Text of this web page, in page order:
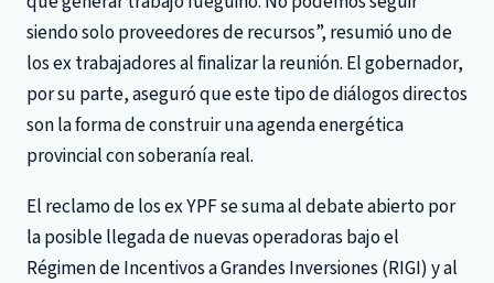
siendo solo proveedores de recursos”, resumió uno de
los ex trabajadores al finalizar la reunión. El gobernador,
por su parte, aseguró que este tipo de diálogos directos
son la forma de construir una agenda energética
provincial con soberanía real.
El reclamo de los ex YPF se suma al debate abierto por
la posible llegada de nuevas operadoras bajo el
Régimen de Incentivos a Grandes Inversiones (RIGI) y al